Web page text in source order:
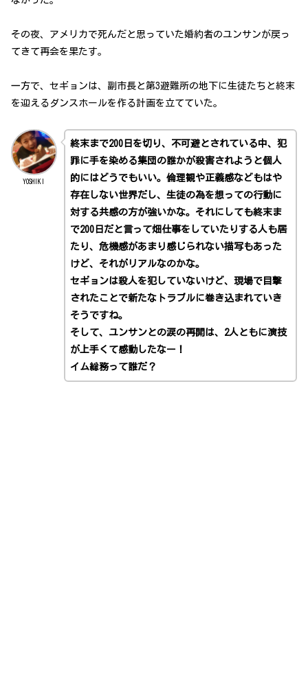
その夜、アメリカで死んだと思っていた婚約者のユンサンが戻っ
てきて再会を果たす。
一方で、セギョンは、副市長と第3避難所の地下に生徒たちと終末
を迎えるダンスホールを作る計画を立てていた。
YOSHIKI
終末まで200日を切り、不可避とされている中、犯
罪に手を染める集団の誰かが殺害されようと個人
的にはどうでもいい。倫理観や正義感などもはや
存在しない世界だし、生徒の為を想っての行動に
対する共感の方が強いかな。それにしても終末ま
で200日だと言って畑仕事をしていたりする人も居
たり、危機感があまり感じられない描写もあった
けど、それがリアルなのかな。
セギョンは殺人を犯していないけど、現場で目撃
されたことで新たなトラブルに巻き込まれていき
そうですね。
そして、ユンサンとの涙の再開は、2人ともに演技
が上手くて感動したなー！
イム総務って誰だ？